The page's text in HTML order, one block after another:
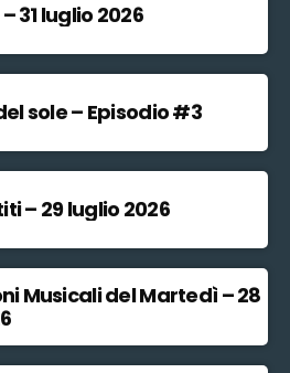
31 luglio 2026
sole – Episodio #3
– 29 luglio 2026
Musicali del Martedì – 28